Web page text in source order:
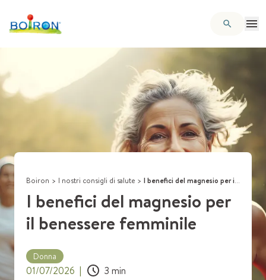
Boiron > I nostri consigli di salute > I benefici del magnesio per il benessere femminile
I benefici del magnesio per
il benessere femminile
Donna
01/07/2026 | 3 min